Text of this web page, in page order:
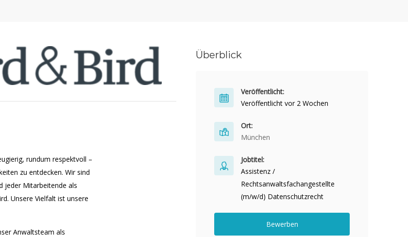
rundum respektvoll –
zu entdecken. Wir sind
jeder Mitarbeitende als
Unsere Vielfalt ist unsere
Anwaltsteam als
Überblick
Veröffentlicht:
Veröffentlicht vor 2 Wochen
Ort:
München
Jobtitel:
Assistenz /
Rechtsanwaltsfachangestellte
(m/w/d) Datenschutzrecht
Bewerben